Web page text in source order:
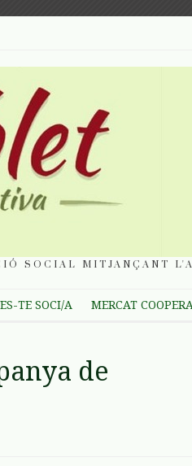
SOCIAL MITJANÇANT
TE SOCI/A MERCAT
de